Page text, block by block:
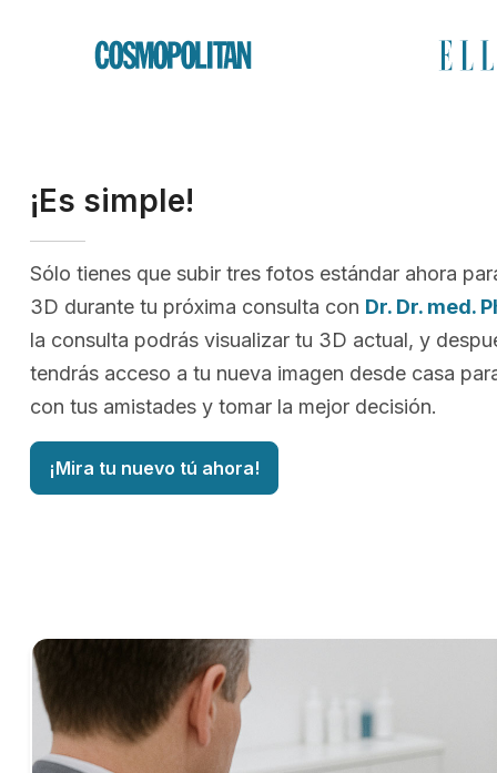
¡Es simple!
Sólo tienes que subir tres fotos estándar ahora
3D durante tu próxima consulta con Dr. Dr. med.
la consulta podrás visualizar tu 3D actual, y
tendrás acceso a tu nueva imagen desde casa
con tus amistades y tomar la mejor decisión.
¡Mira tu nuevo tú ahora!